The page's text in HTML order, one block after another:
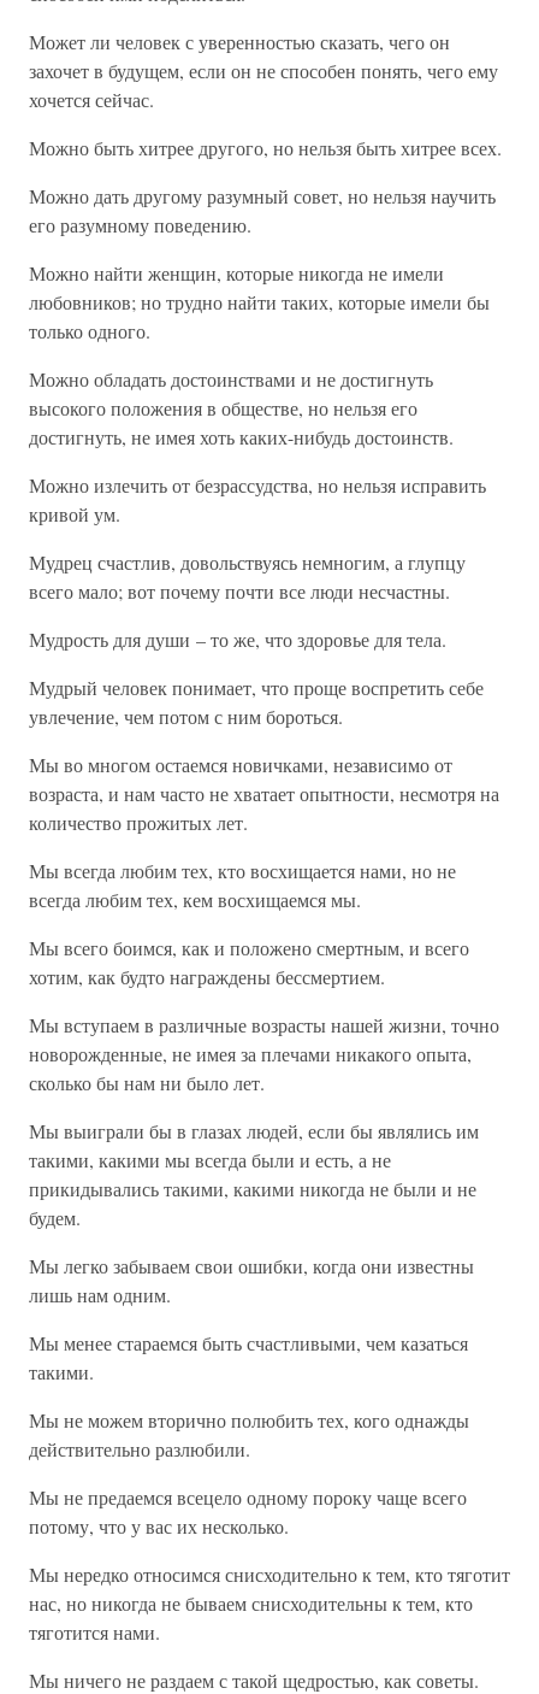
Может ли человек с уверенностью сказать, чего он
захочет в будущем, если он не способен понять, чего ему
хочется сейчас.
Можно быть хитрее другого, но нельзя быть хитрее всех.
Можно дать другому разумный совет, но нельзя научить
его разумному поведению.
Можно найти женщин, которые никогда не имели
любовников; но трудно найти таких, которые имели бы
только одного.
Можно обладать достоинствами и не достигнуть
высокого положения в обществе, но нельзя его
достигнуть, не имея хоть каких-нибудь достоинств.
Можно излечить от безрассудства, но нельзя исправить
кривой ум.
Мудрец счастлив, довольствуясь немногим, а глупцу
всего мало; вот почему почти все люди несчастны.
Мудрость для души – то же, что здоровье для тела.
Мудрый человек понимает, что проще воспретить себе
увлечение, чем потом с ним бороться.
Мы во многом остаемся новичками, независимо от
возраста, и нам часто не хватает опытности, несмотря на
количество прожитых лет.
Мы всегда любим тех, кто восхищается нами, но не
всегда любим тех, кем восхищаемся мы.
Мы всего боимся, как и положено смертным, и всего
хотим, как будто награждены бессмертием.
Мы вступаем в различные возрасты нашей жизни, точно
новорожденные, не имея за плечами никакого опыта,
сколько бы нам ни было лет.
Мы выиграли бы в глазах людей, если бы являлись им
такими, какими мы всегда были и есть, а не
прикидывались такими, какими никогда не были и не
будем.
Мы легко забываем свои ошибки, когда они известны
лишь нам одним.
Мы менее стараемся быть счастливыми, чем казаться
такими.
Мы не можем вторично полюбить тех, кого однажды
действительно разлюбили.
Мы не предаемся всецело одному пороку чаще всего
потому, что у вас их несколько.
Мы нередко относимся снисходительно к тем, кто тяготит
нас, но никогда не бываем снисходительны к тем, кто
тяготится нами.
Мы ничего не раздаем с такой щедростью, как советы.